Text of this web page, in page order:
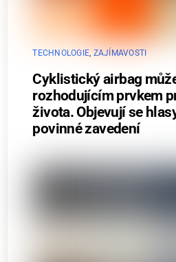
TECHNOLOGIE, ZAJÍMAVOSTI
Cyklistický airbag
rozhodujícím prvkem
života. Objevují se
povinné zavedení